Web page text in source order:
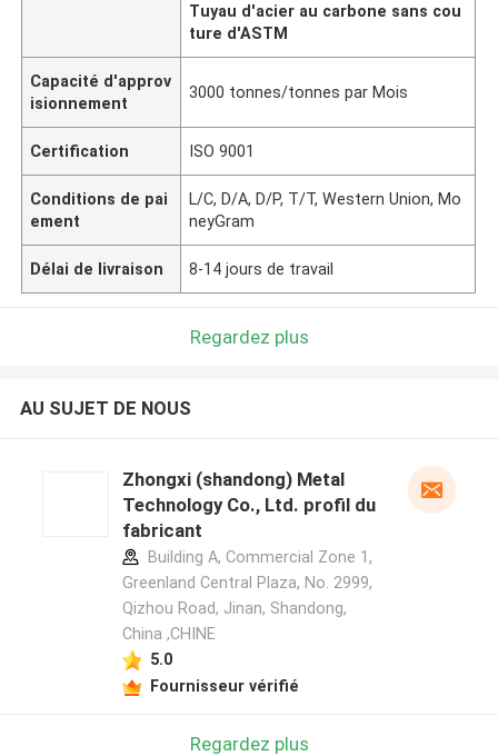
Tuyau d'acier au carbone sans cou
ture d'ASTM
Capacité d'approv
isionnement
3000 tonnes/tonnes par Mois
Certification ISO 9001
Conditions de pai
ement
L/C, D/A, D/P, T/T, Western Union, Mo
neyGram
Délai de livraison 8-14 jours de travail
Regardez plus
AU SUJET DE NOUS
Zhongxi (shandong) Metal
Technology Co., Ltd. profil du
fabricant
Building A, Commercial Zone 1,
Greenland Central Plaza, No. 2999,
Qizhou Road, Jinan, Shandong,
China ,CHINE
5.0
Fournisseur vérifié
Regardez plus